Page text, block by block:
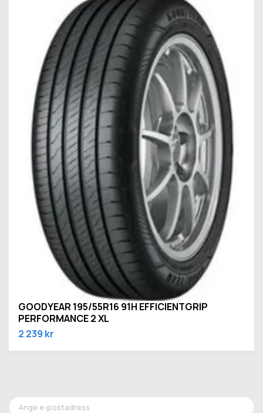
GOODYEAR 195/55R16 91H EFFICIENTGRIP
PERFORMANCE 2 XL
2 239 kr